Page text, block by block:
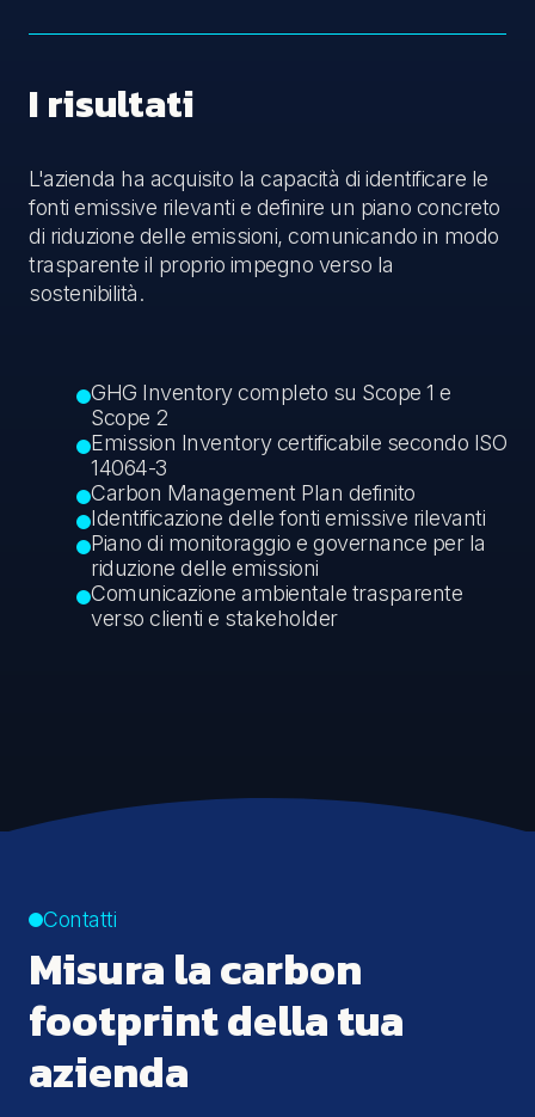
I risultati
L'azienda ha acquisito la capacità di identificare le
fonti emissive rilevanti e definire un piano concreto
di riduzione delle emissioni, comunicando in modo
trasparente il proprio impegno verso la
sostenibilità.
GHG Inventory completo su Scope 1 e
Scope 2
Emission Inventory certificabile secondo ISO
14064-3
Carbon Management Plan definito
Identificazione delle fonti emissive rilevanti
Piano di monitoraggio e governance per la
riduzione delle emissioni
Comunicazione ambientale trasparente
verso clienti e stakeholder
Contatti
Misura la carbon
footprint della tua
azienda